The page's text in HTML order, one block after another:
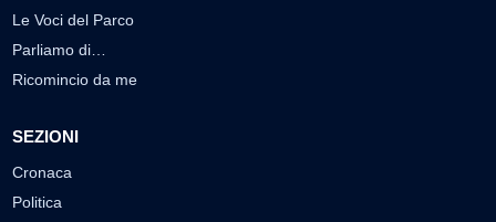
Le Voci del Parco
Parliamo di…
Ricomincio da me
SEZIONI
Cronaca
Politica